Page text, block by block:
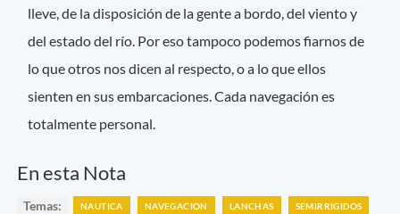
lleve, de la disposición de la gente a bordo, del viento y
del estado del río. Por eso tampoco podemos fiarnos de
lo que otros nos dicen al respecto, o a lo que ellos
sienten en sus embarcaciones. Cada navegación es
totalmente personal.
En esta Nota
Temas: NAUTICA NAVEGACION LANCHAS SEMIRRIGIDOS